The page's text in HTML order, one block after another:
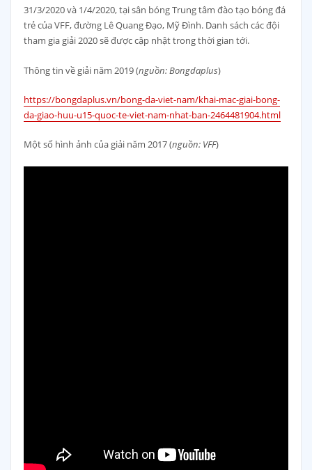
31/3/2020 và 1/4/2020, tại sân bóng Trung tâm đào tạo bóng đá
trẻ của VFF, đường Lê Quang Đạo, Mỹ Đình. Danh sách các đội
tham gia giải 2020 sẽ được cập nhật trong thời gian tới.
Thông tin về giải năm 2019 (nguồn: Bongdaplus)
https://bongdaplus.vn/bong-da-viet-nam/khai-mac-giai-bong-
da-giao-huu-u15-quoc-te-viet-nam-nhat-ban-2464481904.html
Một số hình ảnh của giải năm 2017 (nguồn: VFF)